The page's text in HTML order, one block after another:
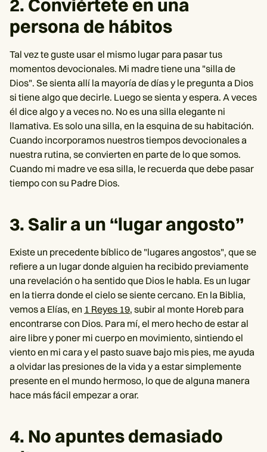
2. Conviértete en una
persona de hábitos
Tal vez te guste usar el mismo lugar para pasar tus
momentos devocionales. Mi madre tiene una "silla de
Dios". Se sienta allí la mayoría de días y le pregunta a Dios
si tiene algo que decirle. Luego se sienta y espera. A veces
él dice algo y a veces no. No es una silla elegante ni
llamativa. Es solo una silla, en la esquina de su habitación.
Cuando incorporamos nuestros tiempos devocionales a
nuestra rutina, se convierten en parte de lo que somos.
Cuando mi madre ve esa silla, le recuerda que debe pasar
tiempo con su Padre Dios.
3. Salir a un “lugar angosto”
Existe un precedente bíblico de "lugares angostos", que se
refiere a un lugar donde alguien ha recibido previamente
una revelación o ha sentido que Dios le habla. Es un lugar
en la tierra donde el cielo se siente cercano. En la Biblia,
vemos a Elías, en 1 Reyes 19, subir al monte Horeb para
encontrarse con Dios. Para mí, el mero hecho de estar al
aire libre y poner mi cuerpo en movimiento, sintiendo el
viento en mi cara y el pasto suave bajo mis pies, me ayuda
a olvidar las presiones de la vida y a estar simplemente
presente en el mundo hermoso, lo que de alguna manera
hace más fácil empezar a orar.
4. No apuntes demasiado